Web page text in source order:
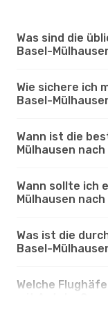
Was sind die
Basel-
Wie sichere ich
Basel-
Wann ist die
Mülhausen
Wann sollte ich
Mülhausen
Was ist die
Basel-
Welche